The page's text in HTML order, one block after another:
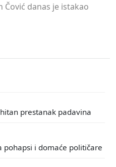
Čović danas je istakao
prestanak padavina
pohapsi i domaće političare